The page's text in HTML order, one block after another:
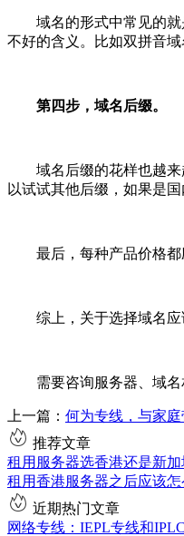
域名的形式中常见的
不好的含义。比如双拼音
第四步，域名后缀。
域名后缀的花样也越
以试试其他后缀，如果是
最后，每种产品价格
综上，关于选择域名
需要咨询服务器、域名
上一篇： 何为专线，与家
推荐文章
租用服务器选香港还是新加
租用香港服务器之后应该怎
近期热门文章
网络专线：IEPL专线和